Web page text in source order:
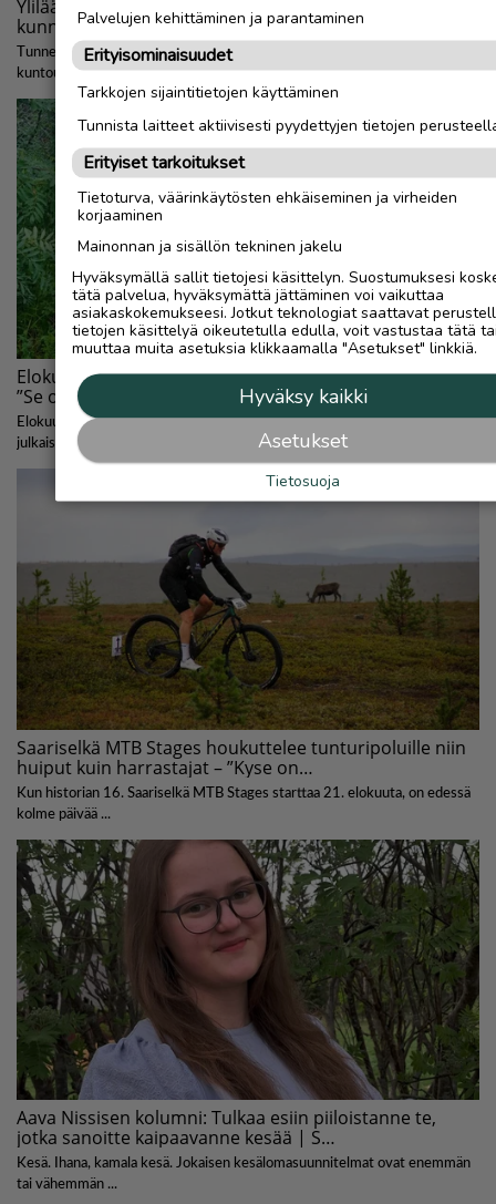
Palvelujen kehittäminen ja parantaminen
Erityisominaisuudet
Tarkkojen sijaintitietojen käyttäminen
Tunnista laitteet aktiivisesti pyydettyjen tietojen
Erityiset tarkoitukset
Tietoturva, väärinkäytösten ehkäiseminen ja virheiden
korjaaminen
Mainonnan ja sisällön tekninen jakelu
Hyväksymällä sallit tietojesi käsittelyn. Suostumuksesi
tätä palvelua, hyväksymättä jättäminen voi vaikuttaa
asiakaskokemukseesi. Jotkut teknologiat saattavat
tietojen käsittelyä oikeutetulla edulla, voit vastustaa tätä
muuttaa muita asetuksia klikkaamalla "Asetukset" linkkiä.
Hyväksy kaikki
Asetukset
Tietosuoja